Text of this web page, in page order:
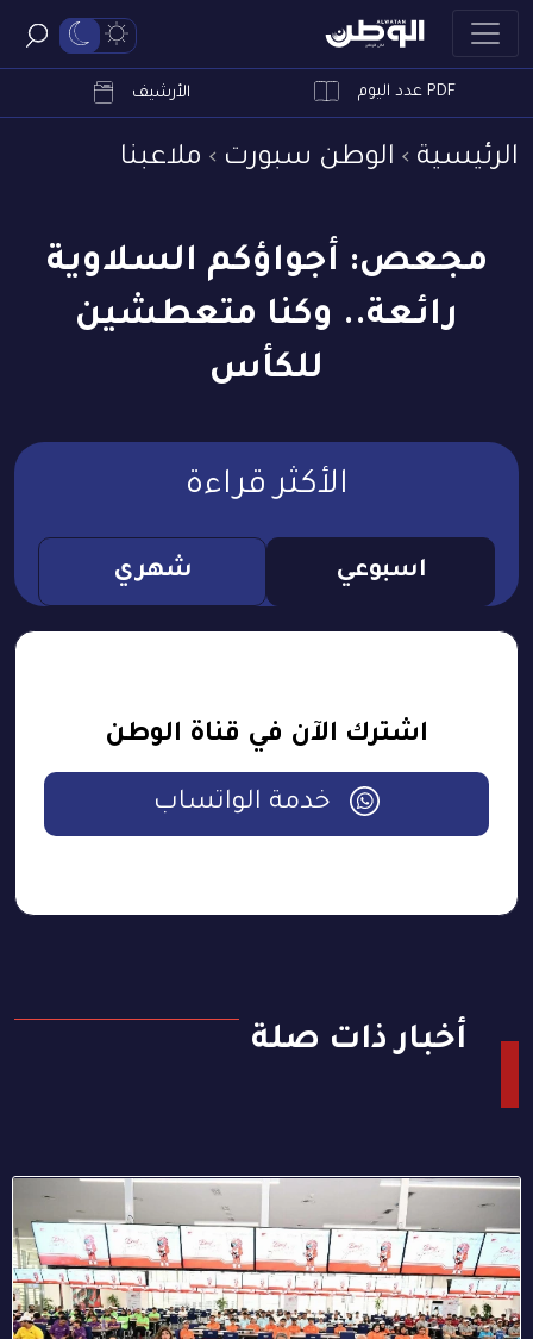
PDF عدد اليوم الأرشيف
الرئيسية الوطن سبورت ملاعبنا
مجعص: أجواؤكم السلاوية
رائعة.. وكنا متعطشين
للكأس
الأكثر قراءة
اسبوعي شهري
اشترك الآن في قناة الوطن
خدمة الواتساب
أخبار ذات صلة